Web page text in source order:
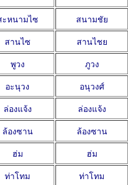
ะหนามไซ สนามชัย
สานไซ สานไชย
พูวง ภูวง
อะนุวง อนุวงศ์
ล่องแจ้ง ล่องแจ้ง
ล้องซาน ล้องซาน
ฮ่ม ฮ่ม
ท่าโทม ท่าโทม